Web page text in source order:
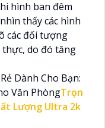
hình ban đêm
thấy các hình
các đối tượng
do đó tăng
Dành Cho Bạn:
Văn PhòngTrọn
Lượng Ultra 2k